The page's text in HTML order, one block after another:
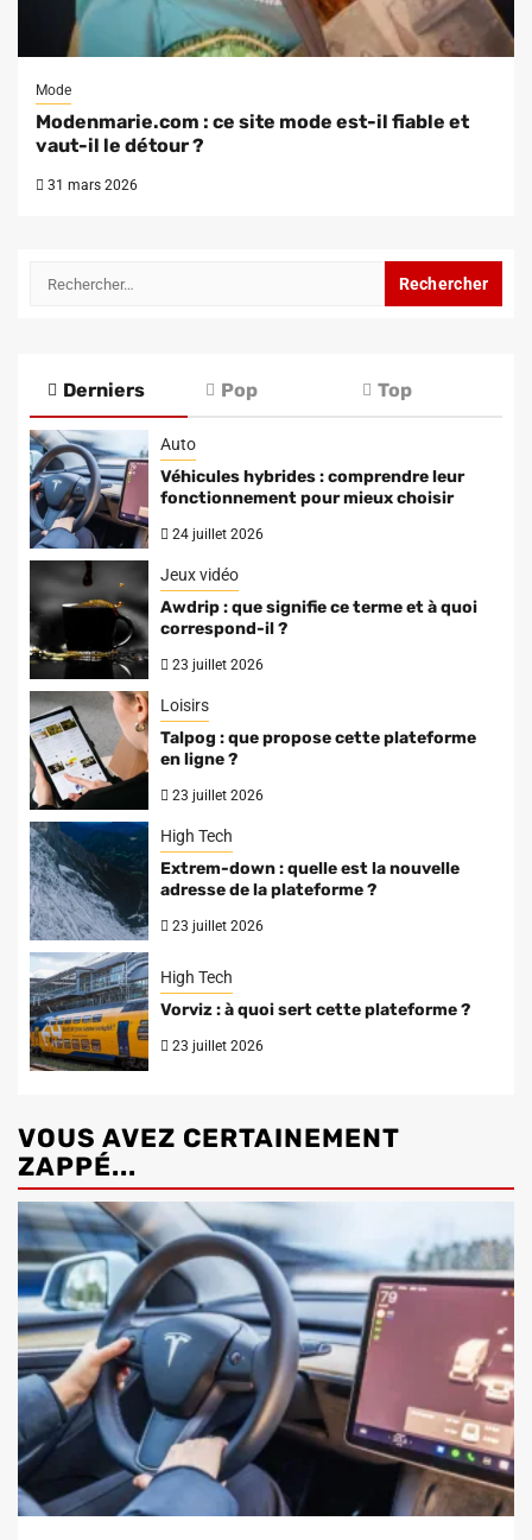
Mode
Modenmarie.com : ce site mode est-il fiable et
vaut-il le détour ?
31 mars 2026
Rechercher :
Derniers Pop Top
Auto
Véhicules hybrides : comprendre leur
fonctionnement pour mieux choisir
24 juillet 2026
Jeux vidéo
Awdrip : que signifie ce terme et à quoi
correspond-il ?
23 juillet 2026
Loisirs
Talpog : que propose cette plateforme
en ligne ?
23 juillet 2026
High Tech
Extrem-down : quelle est la nouvelle
adresse de la plateforme ?
23 juillet 2026
High Tech
Vorviz : à quoi sert cette plateforme ?
23 juillet 2026
VOUS AVEZ CERTAINEMENT
ZAPPÉ...